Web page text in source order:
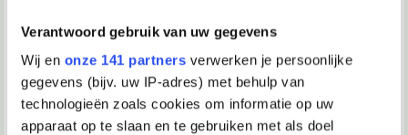
Verantwoord gebruik van uw gegevens
Wij en onze 141 partners verwerken je persoonlijke
gegevens (bijv. uw IP-adres) met behulp van
technologieën zoals cookies om informatie op uw
apparaat op te slaan en te gebruiken met als doel
Wat moet ik nu doen, want er staan een hoop dingen op dat
account die ik niet kwijt wil
20-10-2020, 18:02
Verwijderd